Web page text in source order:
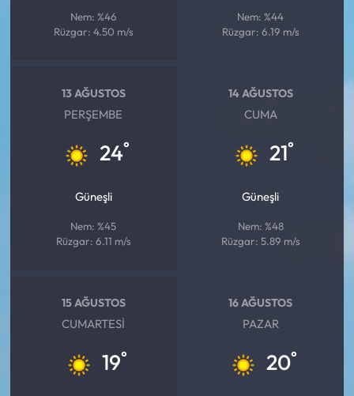
Nem: %46
Rüzgar: 4.50 m/s
Nem: %44
Rüzgar: 6.19 m/s
13 AĞUSTOS
PERŞEMBE
24°
Güneşli
Nem: %45
Rüzgar: 6.11 m/s
14 AĞUSTOS
CUMA
21°
Güneşli
Nem: %48
Rüzgar: 5.89 m/s
15 AĞUSTOS
CUMARTESI
19°
16 AĞUSTOS
PAZAR
20°